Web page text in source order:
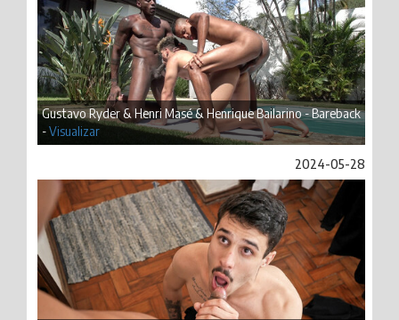
Gustavo Ryder & Henri Masé & Henrique Bailarino - Bareback
-Visualizar
2024-05-28